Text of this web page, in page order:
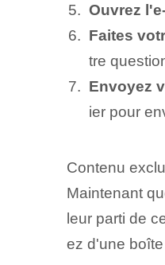
Ouvrez
Faites
tre
Envoyez
ier pour
Contenu
Maintenant
leur parti de
ez d'une